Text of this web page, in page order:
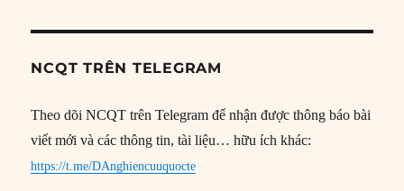
NCQT TRÊN TELEGRAM
Theo dõi NCQT trên Telegram để nhận được thông báo bài
viết mới và các thông tin, tài liệu… hữu ích khác:
https://t.me/DAnghiencuuquocte